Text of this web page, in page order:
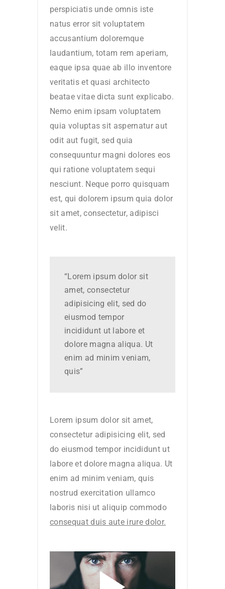
perspiciatis unde omnis iste
natus error sit voluptatem
accusantium doloremque
laudantium, totam rem aperiam,
eaque ipsa quae ab illo inventore
veritatis et quasi architecto
beatae vitae dicta sunt explicabo.
Nemo enim ipsam voluptatem
quia voluptas sit aspernatur aut
odit aut fugit, sed quia
consequuntur magni dolores eos
qui ratione voluptatem sequi
nesciunt. Neque porro quisquam
est, qui dolorem ipsum quia dolor
sit amet, consectetur, adipisci
velit.
“Lorem ipsum dolor sit
amet, consectetur
adipisicing elit, sed do
eiusmod tempor
incididunt ut labore et
dolore magna aliqua. Ut
enim ad minim veniam,
quis”
Lorem ipsum dolor sit amet,
consectetur adipisicing elit, sed
do eiusmod tempor incididunt ut
labore et dolore magna aliqua. Ut
enim ad minim veniam, quis
nostrud exercitation ullamco
laboris nisi ut aliquip commodo
consequat duis aute irure dolor.